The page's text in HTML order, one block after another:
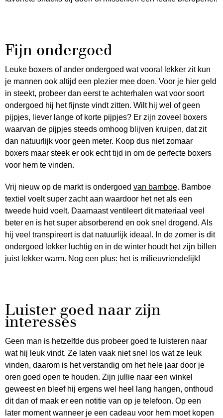
Fijn ondergoed
Leuke boxers of ander ondergoed wat vooral lekker zit kun
je mannen ook altijd een plezier mee doen. Voor je hier geld
in steekt, probeer dan eerst te achterhalen wat voor soort
ondergoed hij het fijnste vindt zitten. Wilt hij wel of geen
pijpjes, liever lange of korte pijpjes? Er zijn zoveel boxers
waarvan de pijpjes steeds omhoog blijven kruipen, dat zit
dan natuurlijk voor geen meter. Koop dus niet zomaar
boxers maar steek er ook echt tijd in om de perfecte boxers
voor hem te vinden.
Vrij nieuw op de markt is ondergoed van bamboe. Bamboe
textiel voelt super zacht aan waardoor het net als een
tweede huid voelt. Daarnaast ventileert dit materiaal veel
beter en is het super absorberend en ook snel drogend. Als
hij veel transpireert is dat natuurlijk ideaal. In de zomer is dit
ondergoed lekker luchtig en in de winter houdt het zijn billen
juist lekker warm. Nog een plus: het is milieuvriendelijk!
Luister goed naar zijn
interesses
Geen man is hetzelfde dus probeer goed te luisteren naar
wat hij leuk vindt. Ze laten vaak niet snel los wat ze leuk
vinden, daarom is het verstandig om het hele jaar door je
oren goed open te houden. Zijn jullie naar een winkel
geweest en bleef hij ergens wel heel lang hangen, onthoud
dit dan of maak er een notitie van op je telefoon. Op een
later moment wanneer je een cadeau voor hem moet kopen